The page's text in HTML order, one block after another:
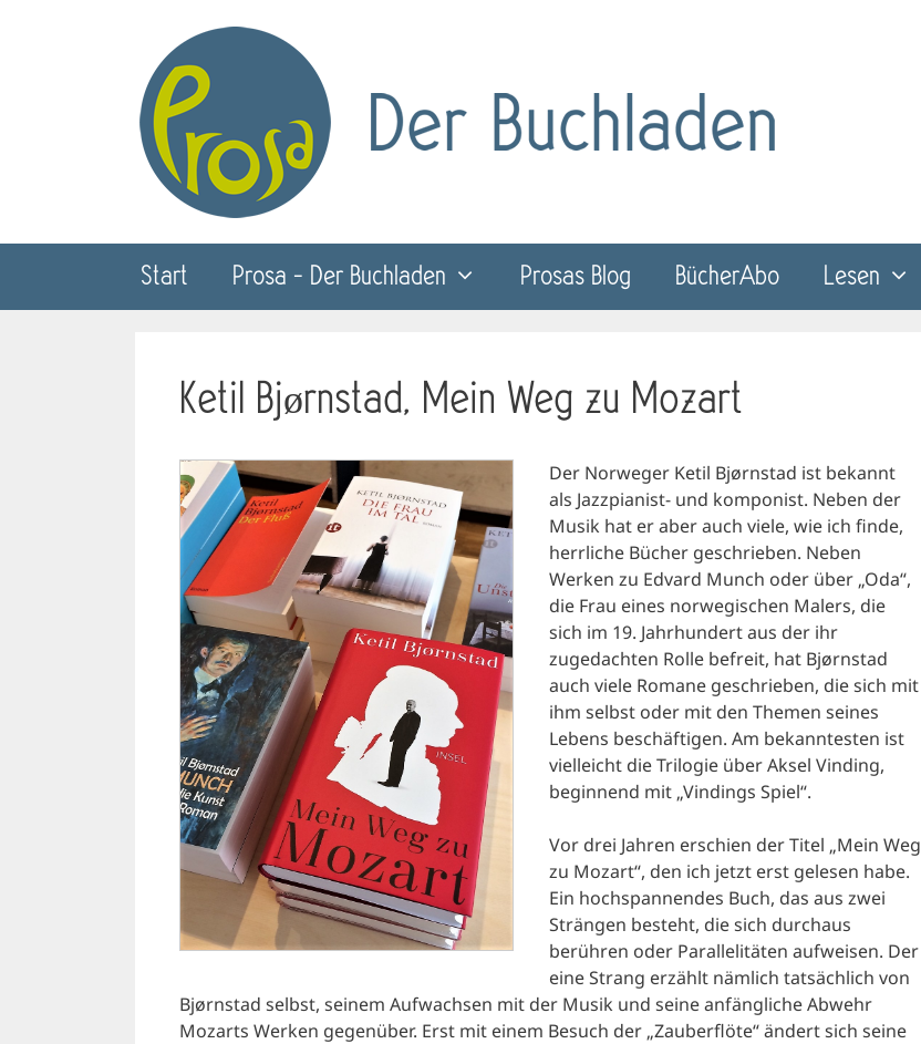
Start Prosa – Der Buchladen Prosas Blog BücherAbo Lesen
Ketil Bjørnstad, Mein Weg zu Mozart
Der Norweger Ketil Bjørnstad ist bekannt
als Jazzpianist- und komponist. Neben der
Musik hat er aber auch viele, wie ich finde,
herrliche Bücher geschrieben. Neben
Werken zu Edvard Munch oder über „Oda“,
die Frau eines norwegischen Malers, die
sich im 19. Jahrhundert aus der ihr
zugedachten Rolle befreit, hat Bjørnstad
auch viele Romane geschrieben, die sich mit
ihm selbst oder mit den Themen seines
Lebens beschäftigen. Am bekanntesten ist
vielleicht die Trilogie über Aksel Vinding,
beginnend mit „Vindings Spiel“.
Vor drei Jahren erschien der Titel „Mein Weg
zu Mozart“, den ich jetzt erst gelesen habe.
Ein hochspannendes Buch, das aus zwei
Strängen besteht, die sich durchaus
berühren oder Parallelitäten aufweisen. Der
eine Strang erzählt nämlich tatsächlich von
Bjørnstad selbst, seinem Aufwachsen mit der Musik und seine anfängliche Abwehr
Mozarts Werken gegenüber. Erst mit einem Besuch der „Zauberflöte“ ändert sich seine